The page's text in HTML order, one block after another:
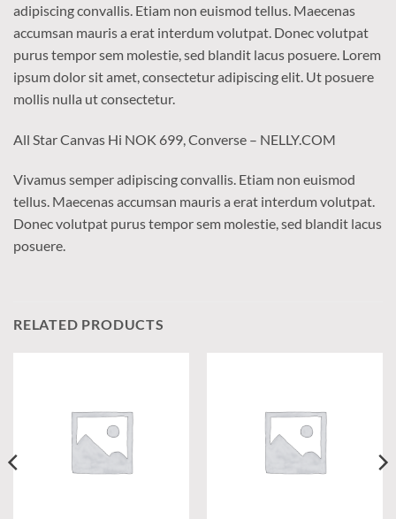
adipiscing convallis. Etiam non euismod tellus. Maecenas
accumsan mauris a erat interdum volutpat. Donec volutpat
purus tempor sem molestie, sed blandit lacus posuere. Lorem
ipsum dolor sit amet, consectetur adipiscing elit. Ut posuere
mollis nulla ut consectetur.
All Star Canvas Hi NOK 699, Converse – NELLY.COM
Vivamus semper adipiscing convallis. Etiam non euismod
tellus. Maecenas accumsan mauris a erat interdum volutpat.
Donec volutpat purus tempor sem molestie, sed blandit lacus
posuere.
RELATED PRODUCTS